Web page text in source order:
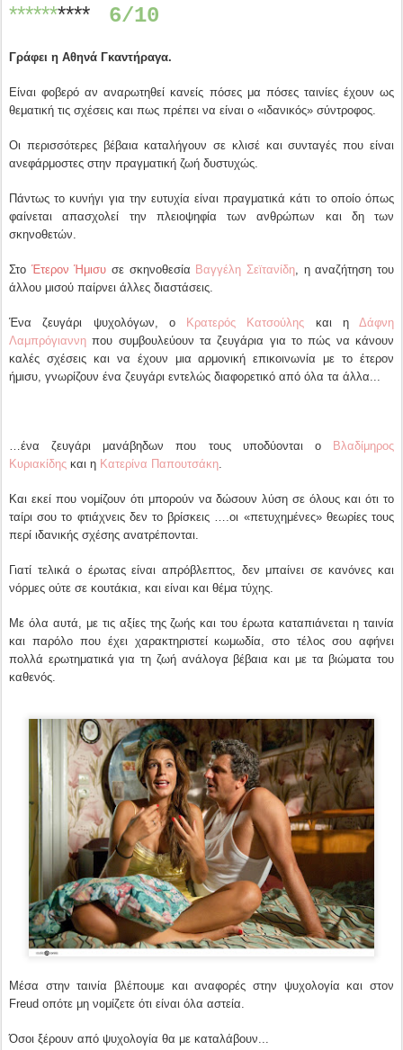
********** 6/10
Γράφει η Αθηνά Γκαντήραγα.
Είναι φοβερό αν αναρωτηθεί κανείς πόσες μα πόσες ταινίες έχουν ως
θεματική τις σχέσεις και πως πρέπει να είναι ο «ιδανικός» σύντροφος.
Οι περισσότερες βέβαια καταλήγουν σε κλισέ και συνταγές που είναι
ανεφάρμοστες στην πραγματική ζωή δυστυχώς.
Πάντως το κυνήγι για την ευτυχία είναι πραγματικά κάτι το οποίο όπως
φαίνεται απασχολεί την πλειοψηφία των ανθρώπων και δη των
σκηνοθετών.
Στο Έτερον Ήμισυ σε σκηνοθεσία Βαγγέλη Σεϊτανίδη, η αναζήτηση του
άλλου μισού παίρνει άλλες διαστάσεις.
Ένα ζευγάρι ψυχολόγων, ο Κρατερός Κατσούλης και η Δάφνη
Λαμπρόγιαννη που συμβουλεύουν τα ζευγάρια για το πώς να κάνουν
καλές σχέσεις και να έχουν μια αρμονική επικοινωνία με το έτερον
ήμισυ, γνωρίζουν ένα ζευγάρι εντελώς διαφορετικό από όλα τα άλλα...
…ένα ζευγάρι μανάβηδων που τους υποδύονται ο
Βλαδίμηρος
Κυριακίδης και η Κατερίνα Παπουτσάκη.
Και εκεί που νομίζουν ότι μπορούν να δώσουν λύση σε όλους και ότι το
ταίρι σου το φτιάχνεις δεν το βρίσκεις ….οι «πετυχημένες» θεωρίες τους
περί ιδανικής σχέσης ανατρέπονται.
Γιατί τελικά ο έρωτας είναι απρόβλεπτος, δεν μπαίνει σε κανόνες και
νόρμες ούτε σε κουτάκια, και είναι και θέμα τύχης.
Με όλα αυτά, με τις αξίες της ζωής και του έρωτα καταπιάνεται η ταινία
και παρόλο που έχει χαρακτηριστεί κωμωδία, στο τέλος σου αφήνει
πολλά ερωτηματικά για τη ζωή ανάλογα βέβαια και με τα βιώματα του
καθενός.
Μέσα στην ταινία βλέπουμε και αναφορές στην ψυχολογία και στον
Freud οπότε μη νομίζετε ότι είναι όλα αστεία.
Όσοι ξέρουν από ψυχολογία θα με καταλάβουν...